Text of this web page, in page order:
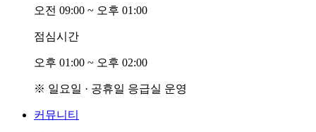
오전 09:00 ~ 오후 01:00
점심시간
오후 01:00 ~ 오후 02:00
※ 일요일 · 공휴일 응급실 운영
커뮤니티